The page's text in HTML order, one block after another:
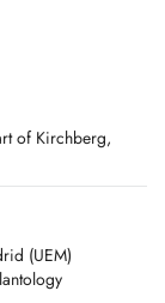
of Kirchberg,
patient
empathy, and
care to
are welcomed on
(UEM)